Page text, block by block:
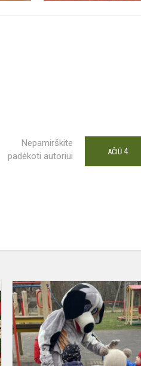
Nepamirškite
padėkoti autoriui
AČIŪ 4
Kalėdų
eglės
įžiebimo
šventė!